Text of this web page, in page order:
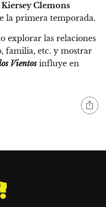
Kiersey Clemons
la primera temporada.
explorar las relaciones
familia, etc. y mostrar
Vientosinfluye en